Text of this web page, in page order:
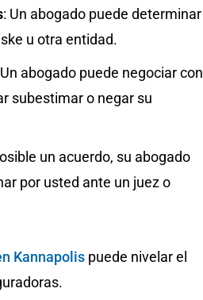
: Un abogado puede determinar
u otra entidad.
abogado puede negociar con
subestimar o negar su
un acuerdo, su abogado
por usted ante un juez o
Kannapolis puede nivelar el